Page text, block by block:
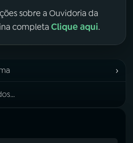
sobre a Ouvidoria da
completa Clique aqui.
›